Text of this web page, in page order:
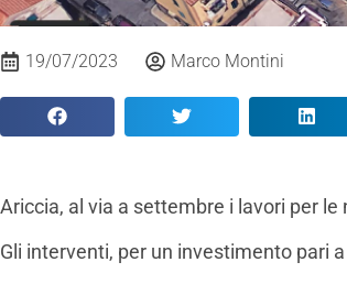
19/07/2023 Marco Montini
Ariccia, al via a settembre i lavori per
Gli interventi, per un investimento pari